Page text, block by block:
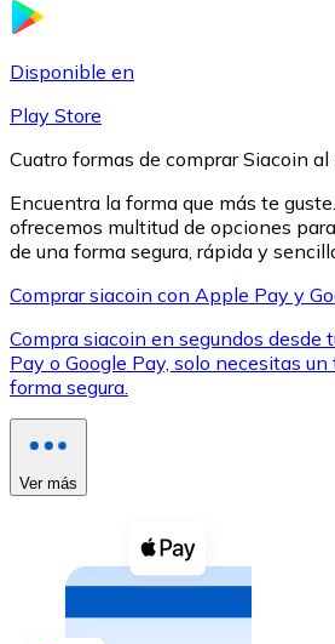
XRP
XRP
Ver todo
Compra criptomonedas con
Comprar con efectivo
Disponible en
Play Store
Cuatro formas de comprar Siacoin
Encuentra la forma que más te
ofrecemos multitud de opciones
de una forma segura, rápida y
Comprar siacoin con Apple Pay y
Compra siacoin en segundos desde
Pay o Google Pay, solo necesitas
forma segura.
Ver más